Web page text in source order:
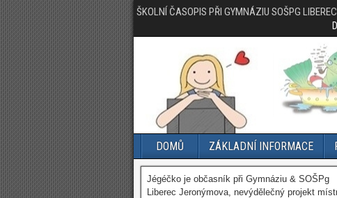
ŠKOLNÍ ČASOPIS PŘI GYMNÁZIU SOŠPG
DOMŮ ZÁKLADNÍ INFORMACE
Jégéčko je občasník při Gymnáziu & SOŠPg
Liberec Jeronýmova, nevýdělečný projekt